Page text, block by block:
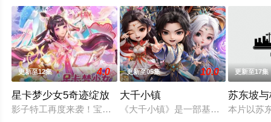
更新至12集 4.0
星卡梦少女5奇迹绽放
影子特工再度来袭！宝石族精灵竟然成了关键所在！东方桃子
更新至05集 10.0
大千小镇
《大千小镇》是一部基于天蚕土豆
更新至17集
苏东坡
本片以苏